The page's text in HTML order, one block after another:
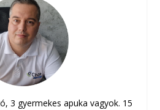
3 gyermekes apuka vagyok. 15